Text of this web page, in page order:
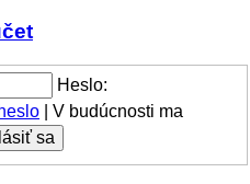
Heslo:
V budúcnosti ma